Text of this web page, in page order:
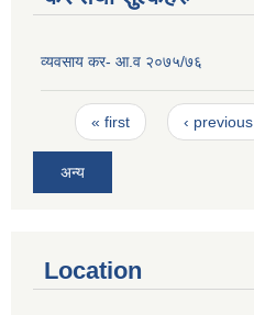
व्यवसाय कर- आ.व २०७५/७६
Pages
« first ‹ previous
अन्य
Location